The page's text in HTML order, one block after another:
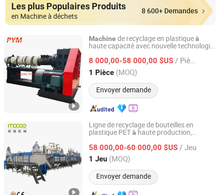
Les plus Populaires Produits
en Machine à déchets
8 600+ Demandes
Machine de recyclage en plastiqueà
haute capacité avec nouvelle technologie,
déchetsplastiques
8 000,00-58 000,00 $US / Pièce
1 Pièce (MOQ)
Envoyer demande
Zhejiang Pinbo Plastic Machinery Co., Ltd.
Zhejiang, China Depuis 2009
Ligne de recyclage de bouteilles en
plastique PETà haute production,
58 000,00-60 000,00 $US / Jeu
1 Jeu (MOQ)
Envoyer demande
Jiangsu Mooge Machine Co., Ltd.
Jiangsu, China Depuis 2008